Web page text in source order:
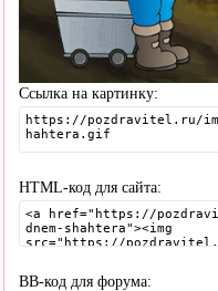
Ссылка на картинку:
HTML-код для сайта:
BB-код для форума: